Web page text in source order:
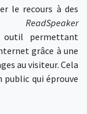
le recours à des
ReadSpeaker
permettant
grâce à une
au visiteur. Cela
public qui éprouve